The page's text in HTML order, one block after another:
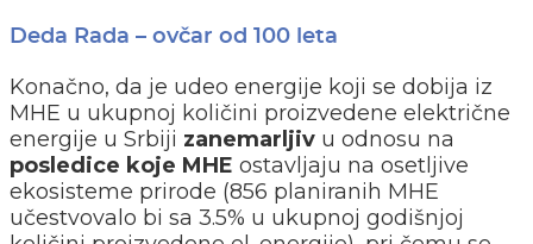
Deda Rada – ovčar od 100 leta
Konačno, da je udeo energije koji se dobija iz
MHE u ukupnoj količini proizvedene električne
energije u Srbiji zanemarljiv u odnosu na
posledice koje MHE ostavljaju na osetljive
ekosisteme prirode (856 planiranih MHE
učestvovalo bi sa 3.5% u ukupnoj godišnjoj